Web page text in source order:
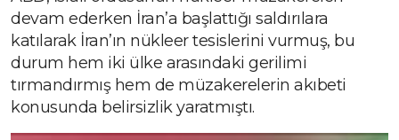
devam ederken İran’a başlattığı saldırılara
katılarak İran’ın nükleer tesislerini vurmuş, bu
durum hem iki ülke arasındaki gerilimi
tırmandırmış hem de müzakerelerin akıbeti
konusunda belirsizlik yaratmıştı.